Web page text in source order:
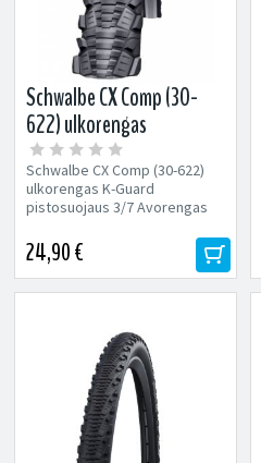
Schwalbe CX Comp (30-
622) ulkorengas
Schwalbe CX Comp (30-622)
ulkorengas K-Guard
pistosuojaus 3/7 Avorengas
24,90 €